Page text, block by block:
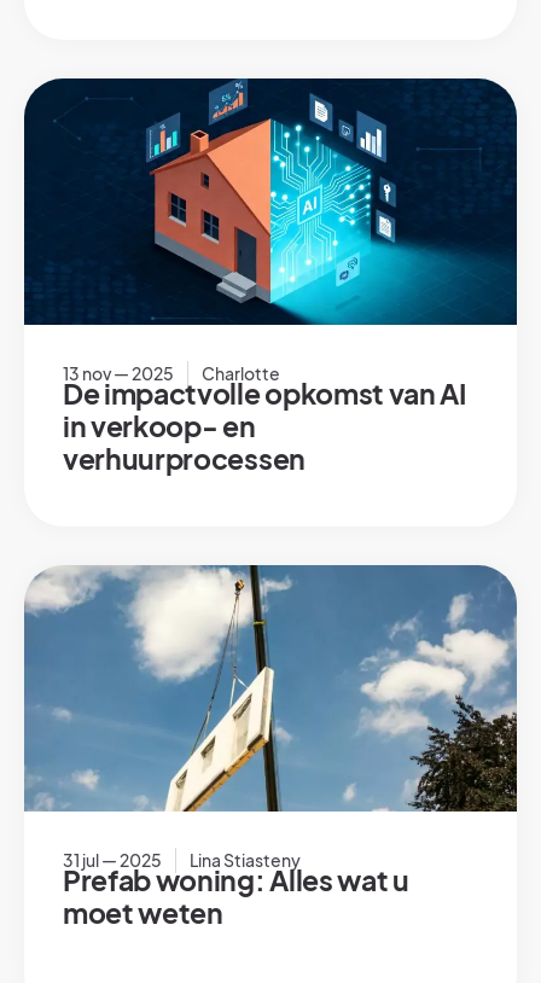
13 nov — 2025 Charlotte
De impactvolle opkomst van AI
in verkoop- en
verhuurprocessen
31 jul — 2025 Lina Stiasteny
Prefab woning: Alles wat u
moet weten